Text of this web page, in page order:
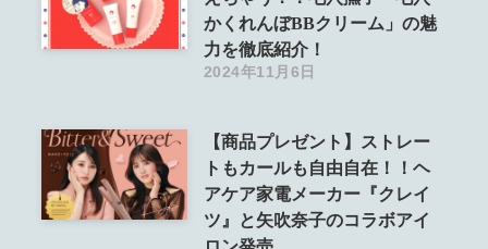
かくれんぼBBクリーム」の魅
力を徹底紹介！
2024年11月6日
【商品プレゼント】ストレー
トもカールも自由自在！！ヘ
アケア家電メーカー『クレイ
ツ』と矢吹奈子のコラボアイ